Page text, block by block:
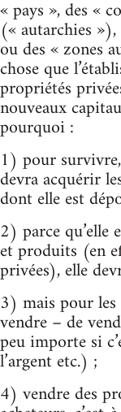
« pays », des «
(« autarchies
ou des « zones
chose que
propriétés
nouveaux
pourquoi :
1) pour
devra acquérir
dont elle est
2) parce qu’elle
et produits (en
privées), elle
3) mais pour les
vendre – de
peu importe si
l’argent etc.) ;
4) vendre des